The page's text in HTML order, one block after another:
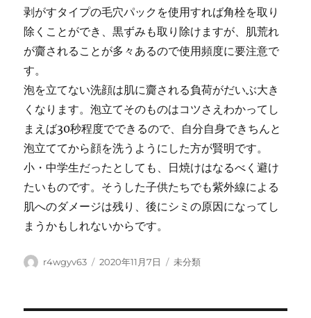
剥がすタイプの毛穴パックを使用すれば角栓を取り
除くことができ、黒ずみも取り除けますが、肌荒れ
が齎されることが多々あるので使用頻度に要注意で
す。
泡を立てない洗顔は肌に齎される負荷がだいぶ大き
くなります。泡立てそのものはコツさえわかってし
まえば30秒程度でできるので、自分自身できちんと
泡立ててから顔を洗うようにした方が賢明です。
小・中学生だったとしても、日焼けはなるべく避け
たいものです。そうした子供たちでも紫外線による
肌へのダメージは残り、後にシミの原因になってし
まうかもしれないからです。
Author
r4wgyv63
Posted
2020年11月7日 Categories
未分類